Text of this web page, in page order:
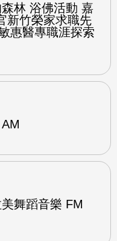
林 浴佛活動 嘉
新竹榮家求職先
惠醫專職涯探索
舞蹈音樂 FM